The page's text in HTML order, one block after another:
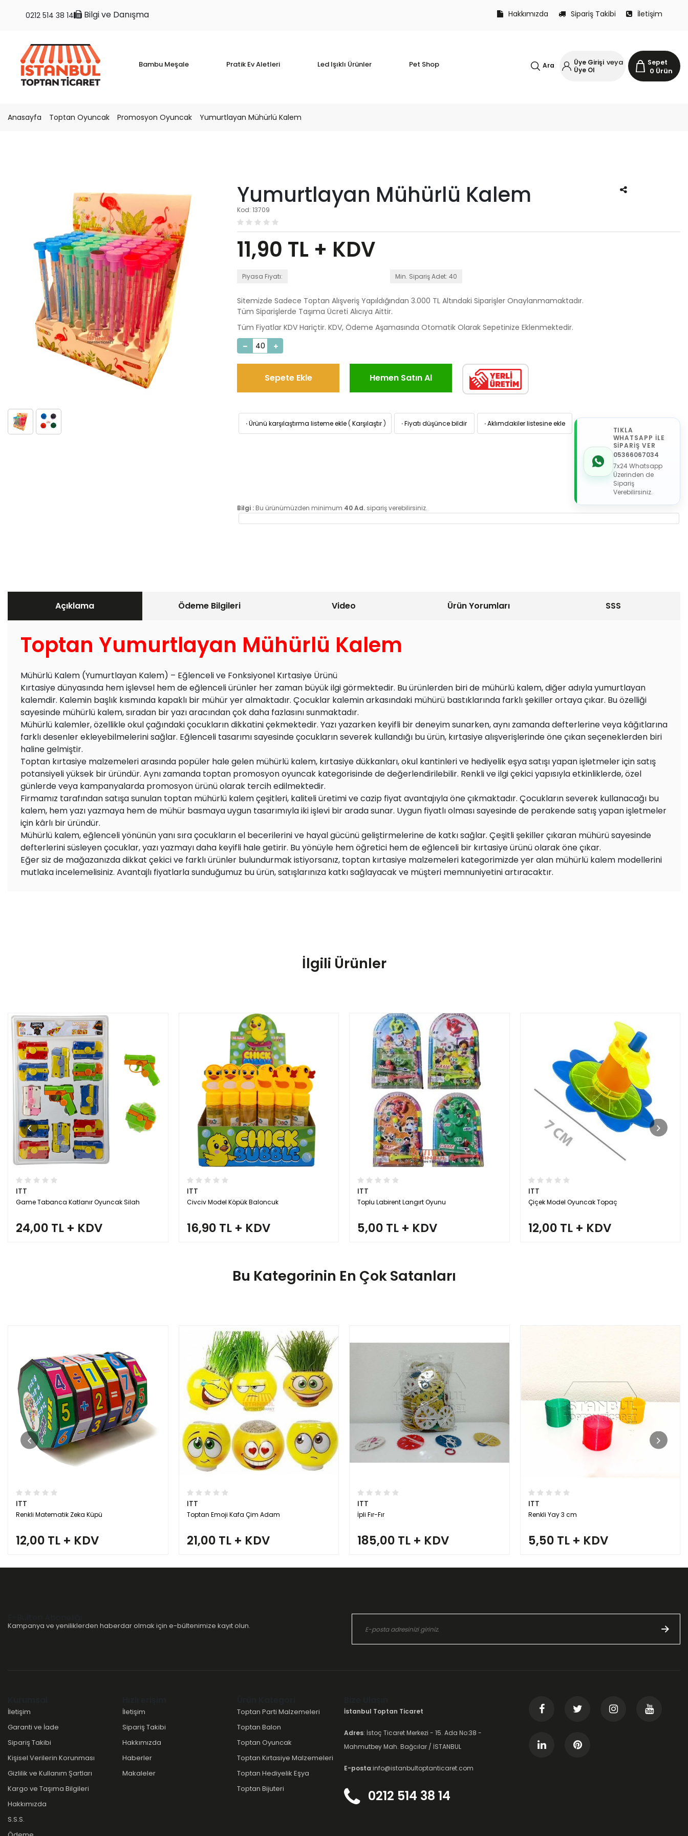
Bilgi ve Danışma
0212 514 38 14 Hakkımızda Sipariş Takibi İletişim
Bambu Meşale Pratik Ev Aletleri Led Işıklı Ürünler Pet Shop Sepet
0 Ürün
Üye Girişi veya
Üye Ol
Ara
Anasayfa Toptan Oyuncak Promosyon Oyuncak Yumurtlayan Mühürlü Kalem
Yumurtlayan Mühürlü Kalem
Kod: 13709
11,90 TL + KDV
Piyasa Fiyatı: Min. Sipariş Adet: 40
Sitemizde Sadece Toptan Alışveriş Yapıldığından 3.000 TL Altındaki Siparişler Onaylanmamaktadır.
Tüm Siparişlerde Taşıma Ücreti Alıcıya Aittir.
Tüm Fiyatlar KDV Hariçtir. KDV, Ödeme Aşamasında Otomatik Olarak Sepetinize Eklenmektedir.
Sepete Ekle Hemen Satın Al
·Ürünü karşılaştırma listeme ekle ( Karşılaştır ) ·Fiyatı düşünce bildir ·Aklımdakiler listesine ekle
TIKLA
WHATSAPP İLE
SİPARİŞ VER
05366067034
7x24 Whatsapp
Üzerinden de
Sipariş
Verebilirsiniz.
Bilgi : Bu ürünümüzden minimum 40 Ad. sipariş verebilirsiniz.
Açıklama Ödeme Bilgileri Video Ürün Yorumları SSS
Toptan Yumurtlayan Mühürlü Kalem
Mühürlü Kalem (Yumurtlayan Kalem) – Eğlenceli ve Fonksiyonel Kırtasiye Ürünü
Kırtasiye dünyasında hem işlevsel hem de eğlenceli ürünler her zaman büyük ilgi görmektedir. Bu ürünlerden biri de mühürlü kalem, diğer adıyla yumurtlayan
kalemdir. Kalemin başlık kısmında kapaklı bir mühür yer almaktadır. Çocuklar kalemin arkasındaki mühürü bastıklarında farklı şekiller ortaya çıkar. Bu özelliği
sayesinde mühürlü kalem, sıradan bir yazı aracından çok daha fazlasını sunmaktadır.
Mühürlü kalemler, özellikle okul çağındaki çocukların dikkatini çekmektedir. Yazı yazarken keyifli bir deneyim sunarken, aynı zamanda defterlerine veya kâğıtlarına
farklı desenler ekleyebilmelerini sağlar. Eğlenceli tasarımı sayesinde çocukların severek kullandığı bu ürün, kırtasiye alışverişlerinde öne çıkan seçeneklerden biri
haline gelmiştir.
Toptan kırtasiye malzemeleri arasında popüler hale gelen mühürlü kalem, kırtasiye dükkanları, okul kantinleri ve hediyelik eşya satışı yapan işletmeler için satış
potansiyeli yüksek bir üründür. Aynı zamanda toptan promosyon oyuncak kategorisinde de değerlendirilebilir. Renkli ve ilgi çekici yapısıyla etkinliklerde, özel
günlerde veya kampanyalarda promosyon ürünü olarak tercih edilmektedir.
Firmamız tarafından satışa sunulan toptan mühürlü kalem çeşitleri, kaliteli üretimi ve cazip fiyat avantajıyla öne çıkmaktadır. Çocukların severek kullanacağı bu
kalem, hem yazı yazmaya hem de mühür basmaya uygun tasarımıyla iki işlevi bir arada sunar. Uygun fiyatlı olması sayesinde de perakende satış yapan işletmeler
için kârlı bir üründür.
Mühürlü kalem, eğlenceli yönünün yanı sıra çocukların el becerilerini ve hayal gücünü geliştirmelerine de katkı sağlar. Çeşitli şekiller çıkaran mühürü sayesinde
defterlerini süsleyen çocuklar, yazı yazmayı daha keyifli hale getirir. Bu yönüyle hem öğretici hem de eğlenceli bir kırtasiye ürünü olarak öne çıkar.
Eğer siz de mağazanızda dikkat çekici ve farklı ürünler bulundurmak istiyorsanız, toptan kırtasiye malzemeleri kategorimizde yer alan mühürlü kalem modellerini
mutlaka incelemelisiniz. Avantajlı fiyatlarla sunduğumuz bu ürün, satışlarınıza katkı sağlayacak ve müşteri memnuniyetini artıracaktır.
İlgili Ürünler
ITT
Game Tabanca Katlanır Oyuncak Silah
24,00 TL + KDV
ITT
Civciv Model Köpük Baloncuk
16,90 TL + KDV
ITT
Toplu Labirent Langırt Oyunu
5,00 TL + KDV
ITT
Çiçek Model Oyuncak Topaç
12,00 TL + KDV
Bu Kategorinin En Çok Satanları
ITT
Renkli Matematik Zeka Küpü
12,00 TL + KDV
ITT
Toptan Emoji Kafa Çim Adam
21,00 TL + KDV
ITT
İpli Fır-Fır
185,00 TL + KDV
ITT
Renkli Yay 3 cm
5,50 TL + KDV
Kampanya ve yeniliklerden haberdar olmak için e-bültenimize kayıt olun.
İletişim
Garanti ve İade
Sipariş Takibi
Kişisel Verilerin Korunması
Gizlilik ve Kullanım Şartları
Kargo ve Taşıma Bilgileri
Hakkımızda
S.S.S.
İletişim
Sipariş Takibi
Hakkımızda
Haberler
Makaleler
Toptan Parti Malzemeleri
Toptan Balon
Toptan Oyuncak
Toptan Kırtasiye Malzemeleri
Toptan Hediyelik Eşya
Toptan Bijuteri
İstanbul Toptan Ticaret
Adres: İstoç Ticaret Merkezi - 15. Ada No:38 -
Mahmutbey Mah. Bağcılar / İSTANBUL
E-posta:info@istanbultoptanticaret.com
0212 514 38 14